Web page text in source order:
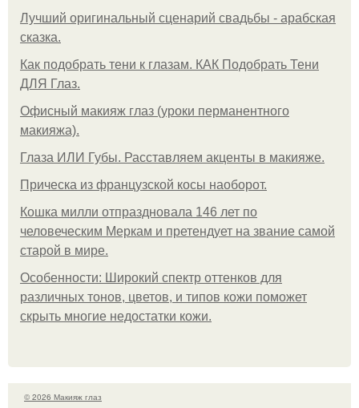
Лучший оригинальный сценарий свадьбы - арабская
сказка.
Как подобрать тени к глазам. КАК Подобрать Тени
ДЛЯ Глаз.
Офисный макияж глаз (уроки перманентного
макияжа).
Глаза ИЛИ Губы. Расставляем акценты в макияже.
Прическа из французской косы наоборот.
Кошка милли отпраздновала 146 лет по
человеческим Меркам и претендует на звание самой
старой в мире.
Особенности: Широкий спектр оттенков для
различных тонов, цветов, и типов кожи поможет
скрыть многие недостатки кожи.
© 2026 Макияж глаз